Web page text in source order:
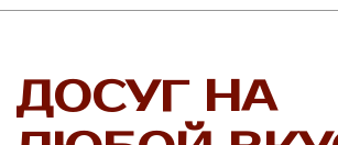
магазины, кафе и сервисные службы.
круглосуточному видеонаблюдению.
Дружелюбных и гостеприимных соседей.